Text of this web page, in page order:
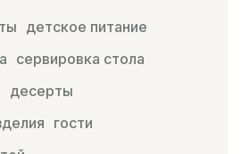
детское питание
сервировка стола
десерты
гости